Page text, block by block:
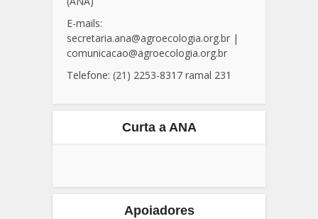
E-mails:
secretaria.ana@agroecologia.org.br |
comunicacao@agroecologia.org.br
Telefone: (21) 2253-8317 ramal 231
Curta a ANA
Apoiadores